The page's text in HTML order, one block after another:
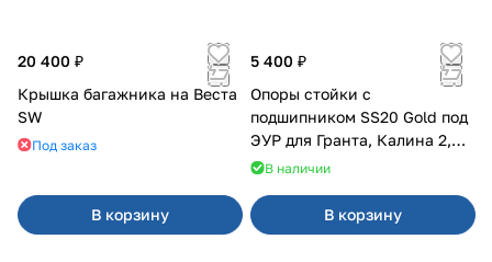
20 400 ₽
Крышка багажника на Веста
SW
Под заказ
В корзину
5 400 ₽
Опоры стойки с
подшипником SS20 Gold под
ЭУР для Гранта, Калина 2,
Datsun
В наличии
В корзину